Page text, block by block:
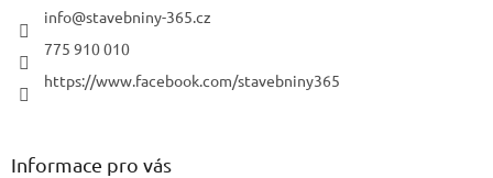
info@stavebniny-365.cz
775 910 010
https://www.facebook.com/stavebniny365
Informace pro vás